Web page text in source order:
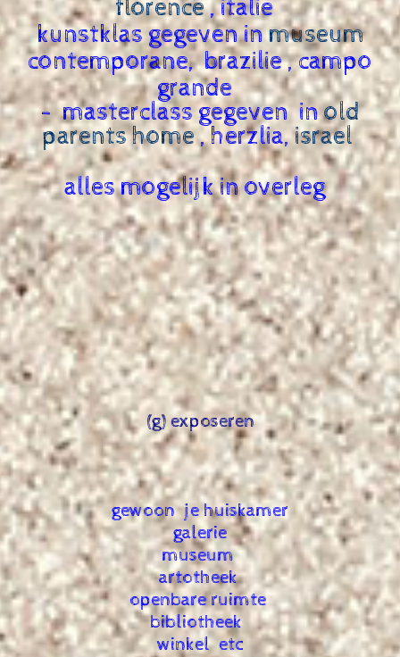
florence, italie
kunstklas gegeven in museum
contemporane, brazilie , campo
grande
- masterclass gegeven inold
parents home, herzlia,israel
alles mogelijk in overleg
(g) exposeren
gewoon je huiskamer
galerie
museum
artotheek
openbare ruimte
bibliotheek
winkel etc